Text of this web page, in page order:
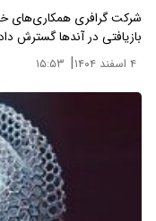
شرکت گرافری همکاری‌های
بازیافتی در آندها گسترش
۴ اسفند ۱۴۰۴ | ۱۵:۵۳